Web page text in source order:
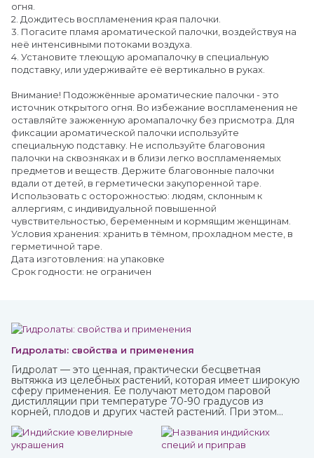
огня.
2. Дождитесь воспламенения края палочки.
3. Погасите пламя ароматической палочки, воздействуя на
неё интенсивными потоками воздуха.
4. Установите тлеющую аромапалочку в специальную
подставку, или удерживайте её вертикально в руках.
Внимание! Подожжённые ароматические палочки - это
источник открытого огня. Во избежание воспламенения не
оставляйте зажженную аромапалочку без присмотра. Для
фиксации ароматической палочки используйте
специальную подставку. Не используйте благовония
палочки на сквозняках и в близи легко воспламеняемых
предметов и веществ. Держите благовонные палочки
вдали от детей, в герметически закупоренной таре.
Использовать с осторожностью: людям, склонным к
аллергиям, с индивидуальной повышенной
чувствительностью, беременным и кормящим женщинам.
Условия хранения: хранить в тёмном, прохладном месте, в
герметичной таре.
Дата изготовления: на упаковке
Срок годности: не ограничен
Гидролаты: свойства и применения
Гидролат — это ценная, практически бесцветная
вытяжка из целебных растений, которая имеет широкую
сферу применения. Ее получают методом паровой
дистилляции при температуре 70-90 градусов из
корней, плодов и других частей растений. При этом
может и поменяться. Купите различные натуральные
гидролаты в интернет-магазине ИндоКитай с доставкой
по России.